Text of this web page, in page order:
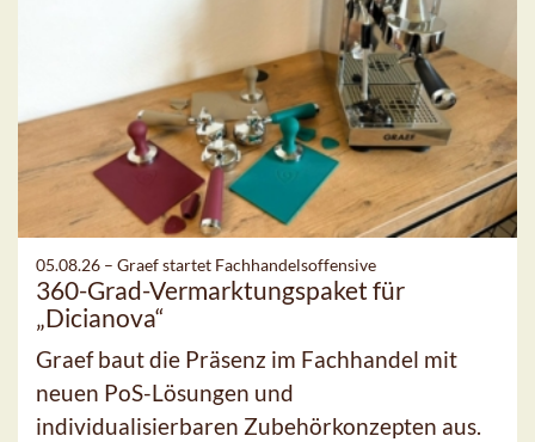
05.08.26 – Graef startet Fachhandelsoffensive
360-Grad-Vermarktungspaket für
„Dicianova“
Graef baut die Präsenz im Fachhandel mit
neuen PoS-Lösungen und
individualisierbaren Zubehörkonzepten aus.